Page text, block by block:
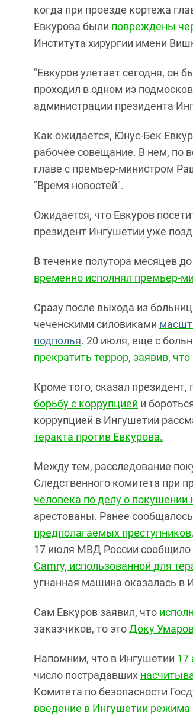
когда при проезде кортежа
Евкурова были повреждены
Института хирургии имени
"Евкуров улетает сегодня, он
проходил в одном из
администрации президента
Как ожидается, Юнус-Бек
рабочее совещание. В нем, по
главе с премьер-министром
"Время новостей".
Ожидается, что Евкуров
президент Ингушетии уже
В течение полутора месяцев
временно исполнял премьер-
Сразу после выхода из
чеченскими силовиками
подполья. 20 июля, еще с
прекратить террор, заявив,
Кроме того, сказал
борьбу с коррупцией и
коррупцией в Ингушетии
теракта против Евкурова.
Между тем, расследование
Следственного комитета при
человека по делу о
арестованы. Ранее
предполагаемых преступников
17 июля МВД России сообщило
Camry, использованной для
угнанная машина оказалась в
Сам Евкуров заявил, что
заказчиков, то этоДоку
Напомним, что в Ингушетии 17
число пострадавших
Комитета по безопасности
введение в Ингушетии режима